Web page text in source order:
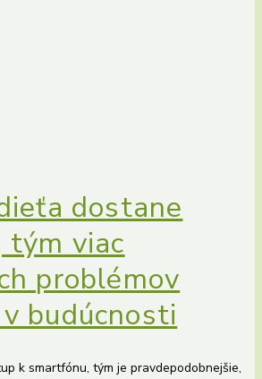
dostane
viac
problémov
budúcnosti
k smartfónu, tým je pravdepodobnejšie,